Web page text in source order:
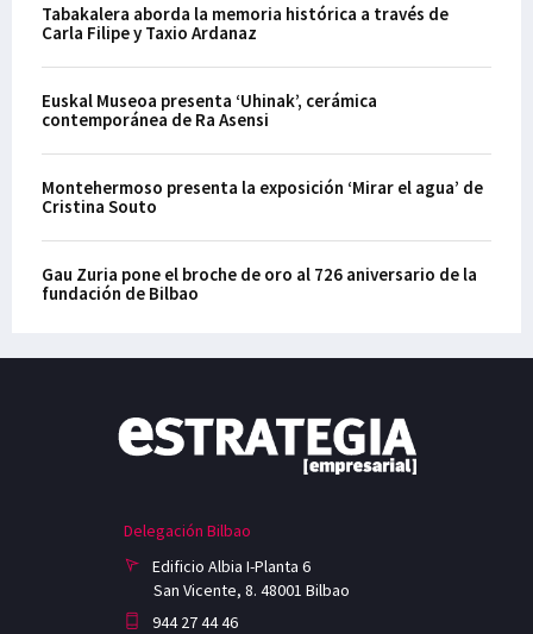
Tabakalera aborda la memoria histórica a través de
Carla Filipe y Taxio Ardanaz
Euskal Museoa presenta ‘Uhinak’, cerámica
contemporánea de Ra Asensi
Montehermoso presenta la exposición ‘Mirar el agua’ de
Cristina Souto
Gau Zuria pone el broche de oro al 726 aniversario de la
fundación de Bilbao
Delegación Bilbao
Edificio Albia I-Planta 6
San Vicente, 8. 48001 Bilbao
944 27 44 46